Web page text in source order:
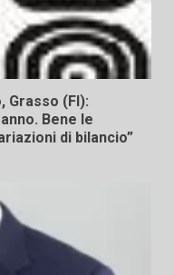
Grasso (FI):
Bene le
di bilancio”